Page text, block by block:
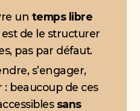
un temps libre
est de le structurer
pas par défaut.
s’engager,
: beaucoup de ces
sans